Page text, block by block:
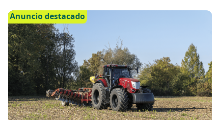
Anuncio destacado